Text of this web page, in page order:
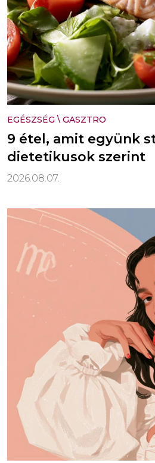
EGÉSZSÉG \ GASZTRO
9 étel, amit együnk
dietetikusok szerint
2026.08.07.